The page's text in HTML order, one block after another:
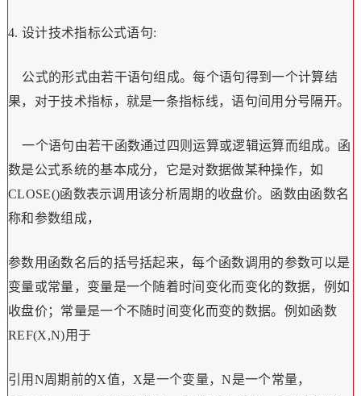
4. 设计技术指标公式语句:
公式的形式由若干语句组成。每个语句得到一个计算结
果，对于技术指标，就是一条指标线，语句间用分号隔开。
一个语句由若干函数通过四则运算或逻辑运算而组成。函
数是公式系统的基本成分，它是对数据做某种操作，如
CLOSE()函数表示调用该分析周期的收盘价。函数由函数名
称和参数组成，
参数用函数名后的括号括起来，每个函数调用的参数可以是
变量或常量，变量是一个随着时间变化而变化的数据，例如
收盘价；常量是一个不随时间变化而变的数据。例如函数
REF(X,N)用于
引用N周期前的X值，X是一个变量，N是一个常量，